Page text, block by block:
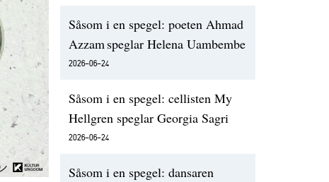
Såsom i en spegel: poeten Ahmad
Azzam speglar Helena Uambembe
2026-06-24
Såsom i en spegel: cellisten My
Hellgren speglar Georgia Sagri
2026-06-24
Såsom i en spegel: dansaren